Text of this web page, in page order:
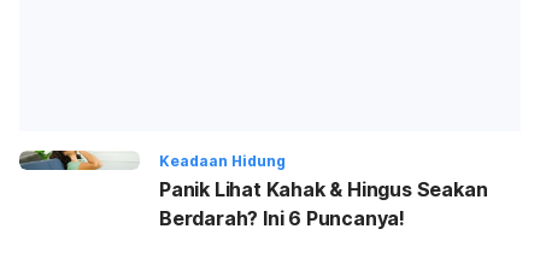
Keadaan Hidung
Panik Lihat Kahak & Hingus Seakan
Berdarah? Ini 6 Puncanya!